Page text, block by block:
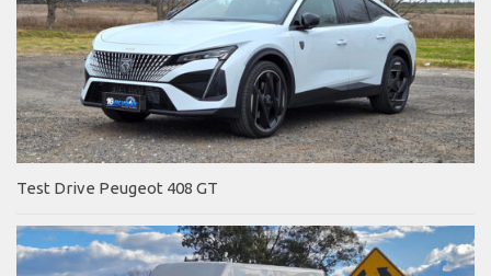
Test Drive Peugeot 408 GT